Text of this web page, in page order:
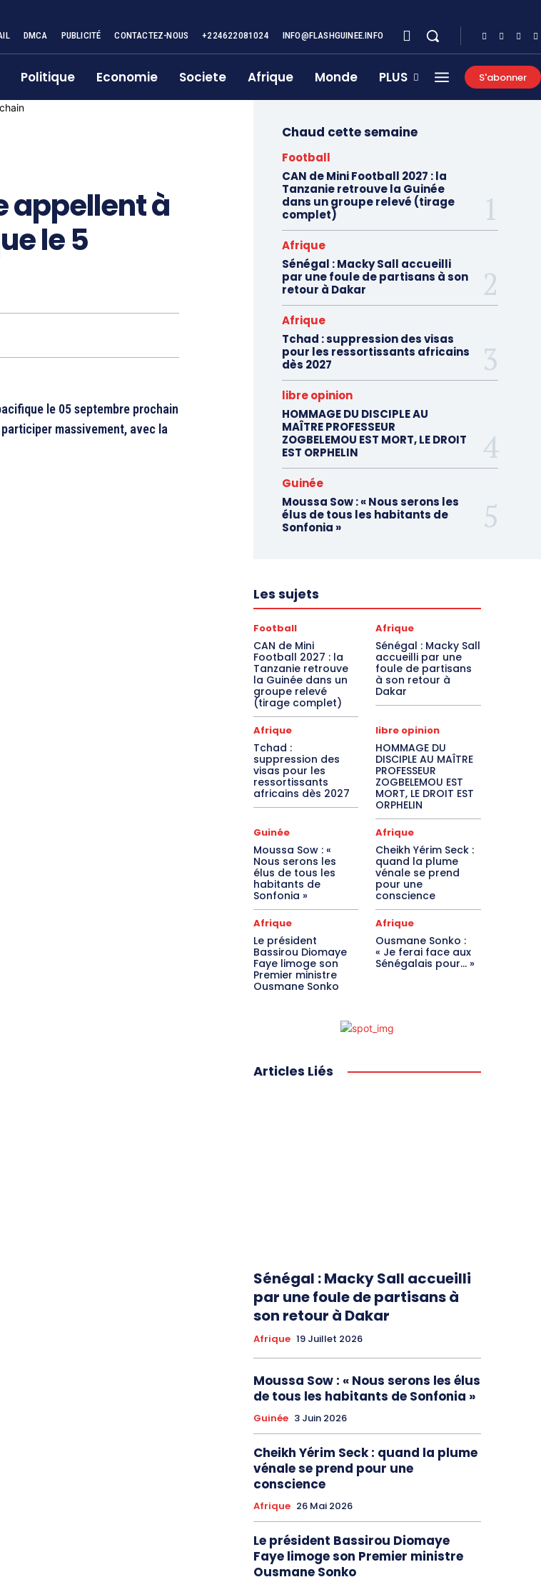
DMCA PUBLICITÉ CONTACTEZ-NOUS +224622081024 INFO@FLASHGUINEE.INFO
Politique Economie Societe Afrique Monde PLUS S'abonner
appellent à
le 5
le 05 septembre prochain
massivement, avec la
Chaud cette semaine
Football
CAN de Mini Football 2027 : la
Tanzanie retrouve la Guinée
dans un groupe relevé (tirage
complet)
Afrique
Sénégal : Macky Sall accueilli
par une foule de partisans à son
retour à Dakar
Afrique
Tchad : suppression des visas
pour les ressortissants africains
dès 2027
libre opinion
HOMMAGE DU DISCIPLE AU
MAÎTRE PROFESSEUR
ZOGBELEMOU EST MORT, LE DROIT
EST ORPHELIN
Guinée
Moussa Sow : « Nous serons les
élus de tous les habitants de
Sonfonia »
Les sujets
Football
CAN de Mini
Football 2027 : la
Tanzanie retrouve
la Guinée dans un
groupe relevé
(tirage complet)
Afrique
Sénégal : Macky Sall
accueilli par une
foule de partisans
à son retour à
Dakar
Afrique
Tchad :
suppression des
visas pour les
ressortissants
africains dès 2027
libre opinion
HOMMAGE DU
DISCIPLE AU MAÎTRE
PROFESSEUR
ZOGBELEMOU EST
MORT, LE DROIT EST
ORPHELIN
Guinée
Moussa Sow : «
Nous serons les
élus de tous les
habitants de
Sonfonia »
Afrique
Cheikh Yérim Seck :
quand la plume
vénale se prend
pour une
conscience
Afrique
Le président
Bassirou Diomaye
Faye limoge son
Premier ministre
Ousmane Sonko
Afrique
Ousmane Sonko :
« Je ferai face aux
Sénégalais pour… »
Articles Liés
Sénégal : Macky Sall accueilli
par une foule de partisans à
son retour à Dakar
Afrique 19 Juillet 2026
Moussa Sow : « Nous serons les élus
de tous les habitants de Sonfonia »
Guinée 3 Juin 2026
Cheikh Yérim Seck : quand la plume
vénale se prend pour une
conscience
Afrique 26 Mai 2026
Le président Bassirou Diomaye
Faye limoge son Premier ministre
Ousmane Sonko